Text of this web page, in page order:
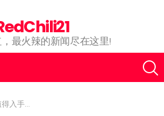
最火辣的新闻尽在这里!
机】健康饮食的必备家电！